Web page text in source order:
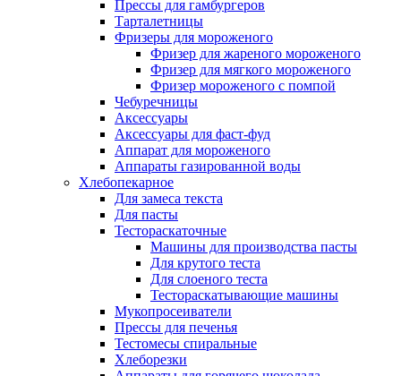
Прессы для гамбургеров
Тарталетницы
Фризеры для мороженого
Фризер для жареного мороженого
Фризер для мягкого мороженого
Фризер мороженого с помпой
Чебуречницы
Аксессуары
Аксессуары для фаст-фуд
Аппарат для мороженого
Аппараты газированной воды
Хлебопекарное
Для замеса текста
Для пасты
Тестораскаточные
Машины для производства пасты
Для крутого теста
Для слоеного теста
Тестораскатывающие машины
Мукопросеиватели
Прессы для печенья
Тестомесы спиральные
Хлеборезки